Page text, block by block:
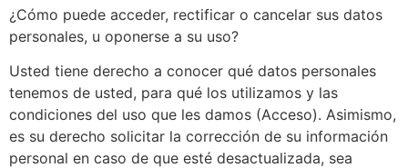
¿Cómo puede acceder, rectificar o cancelar sus datos
personales, u oponerse a su uso?
Usted tiene derecho a conocer qué datos personales
tenemos de usted, para qué los utilizamos y las
condiciones del uso que les damos (Acceso). Asimismo,
es su derecho solicitar la corrección de su información
personal en caso de que esté desactualizada, sea